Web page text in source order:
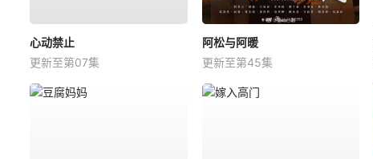
心动禁止
更新至第07集
阿松与阿暖
更新至第45集